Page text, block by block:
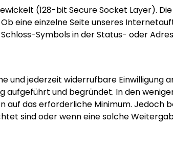
(128-bit Secure Socket Layer).
eine einzelne Seite unseres
Symbols in der Status- oder
und jederzeit widerrufbare Einwilligung
und begründet. In den
das erforderliche Minimum. Jedoch
sind oder wenn eine solche